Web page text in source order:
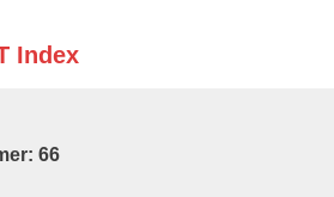
Index
66